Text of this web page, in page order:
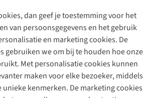
dan geef je toestemming voor het
van persoonsgegevens en het gebruik
en marketing cookies. De
gebruiken we om bij te houden hoe onze
Met personalisatie cookies kunnen
maken voor elke bezoeker, middels
unieke kenmerken. De marketing cookies
88